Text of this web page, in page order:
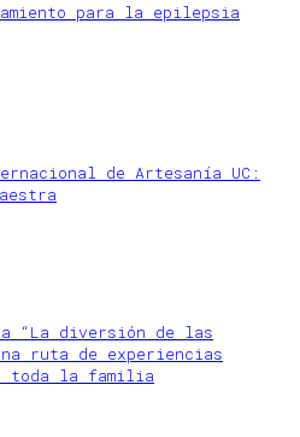
para la epilepsia
de Artesanía UC:
“La diversión de las
ruta de experiencias
toda la familia